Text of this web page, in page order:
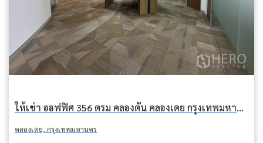
ให้เช่า ออฟฟิศ 356 ตรม คลองตัน คลองเตย กรุงเทพมหานคร BTS อโศก
คลองเตย, กรุงเทพมหานคร